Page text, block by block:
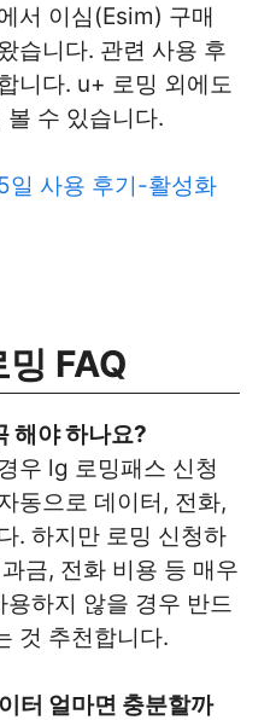
서 이심(Esim) 구매
습니다. 관련 사용 후
니다. u+ 로밍 외에도
볼 수 있습니다.
일 사용 후기-활성화
FAQ
해야 하나요?
우 lg 로밍패스 신청
동으로 데이터, 전화,
. 하지만 로밍 신청하
금, 전화 비용 등 매우
하지 않을 경우 반드
것 추천합니다.
터 얼마면 충분할까